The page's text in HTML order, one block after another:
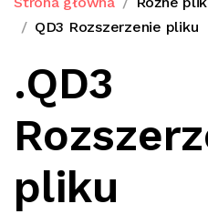
QD3 Rozszerzenie pliku
.QD3
pliku